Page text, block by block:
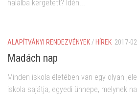
halálba kergetett? Idén...
ALAPÍTVÁNYI RENDEZVÉNYEK/ HÍREK 2017-
Madách nap
Minden iskola életében van egy olyan
iskola sajátja, egyedi ünnepe, melynek